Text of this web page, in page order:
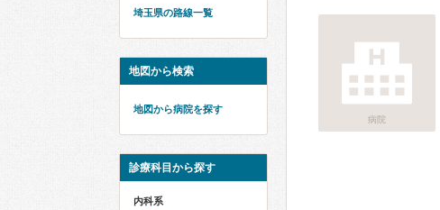
病院
埼玉県の路線一覧
地図から検索
地図から病院を探す
診療科目から探す
内科系